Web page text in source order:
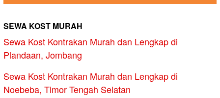
SEWA KOST MURAH
Sewa Kost Kontrakan Murah dan Lengkap di
Plandaan, Jombang
Sewa Kost Kontrakan Murah dan Lengkap di
Noebeba, Timor Tengah Selatan